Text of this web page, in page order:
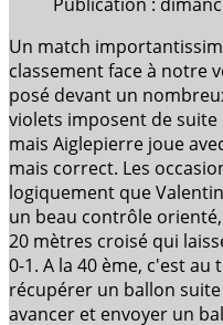
Un match
classement face à notre
posé devant un
violets imposent de
mais Aiglepierre joue
mais correct. Les
logiquement que
un beau contrôle
20 mètres croisé qui
0-1. A la 40 ème, c'est
récupérer un ballon
avancer et envoyer un